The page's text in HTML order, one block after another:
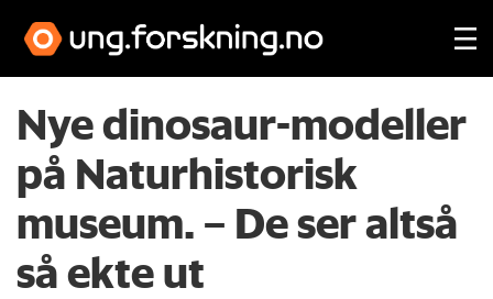
Nye dinosaur-modeller
på Naturhistorisk
museum. – De ser altså
så ekte ut